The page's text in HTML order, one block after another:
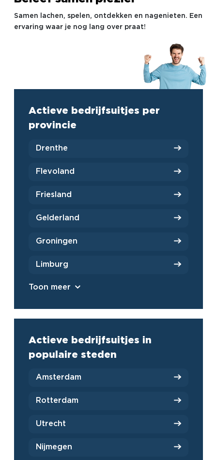
Samen lachen, spelen, ontdekken en nagenieten. Een
ervaring waar je nog lang over praat!
Actieve bedrijfsuitjes per
provincie
Drenthe
Flevoland
Friesland
Gelderland
Groningen
Limburg
Toon meer
Actieve bedrijfsuitjes in
populaire steden
Amsterdam
Rotterdam
Utrecht
Nijmegen